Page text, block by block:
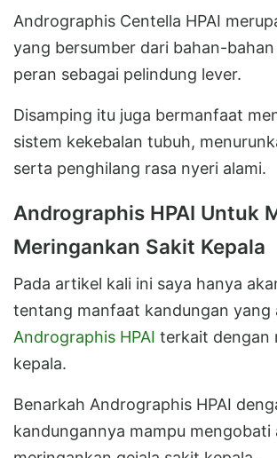
Andrographis Centella HPAI
yang bersumber dari bahan-
peran sebagai pelindung lever.
Disamping itu juga bermanfaat
sistem kekebalan tubuh,
serta penghilang rasa nyeri alami.
Andrographis HPAI Untuk
Meringankan Sakit Kepala
Pada artikel kali ini saya hanya
tentang manfaat kandungan yang
Andrographis HPAI terkait dengan
kepala.
Benarkah Andrographis HPAI
kandungannya mampu mengobati